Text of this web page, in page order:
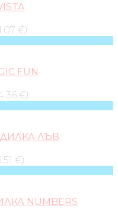
€)
FUN
€)
ЛЪВ
€)
NUMBERS